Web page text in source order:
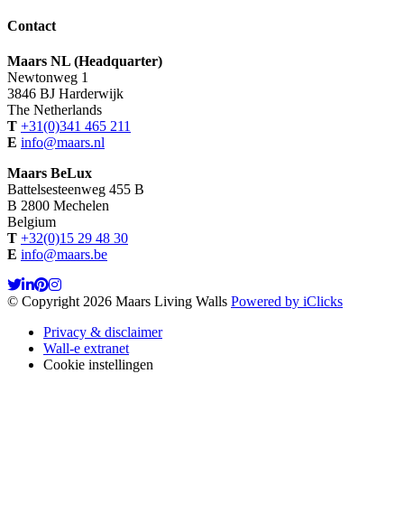
Contact
Maars NL (Headquarter)
Newtonweg 1
3846 BJ Harderwijk
The Netherlands
T +31(0)341 465 211
E info@maars.nl
Maars BeLux
Battelsesteenweg 455 B
B 2800 Mechelen
Belgium
T +32(0)15 29 48 30
E info@maars.be
© Copyright 2026 Maars Living Walls Powered by iClicks
Privacy & disclaimer
Wall-e extranet
Cookie instellingen